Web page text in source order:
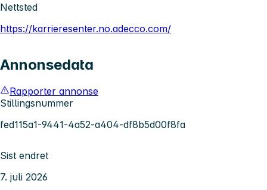
Nettsted
https://karrieresenter.no.adecco.com/
Annonsedata
Rapporter annonse
Stillingsnummer
fed115a1-9441-4a52-a404-df8b5d00f8fa
Sist endret
7. juli 2026